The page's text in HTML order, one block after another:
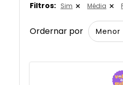
Filtros: Sim Média
Ordernar por